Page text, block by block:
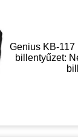
Genius KB-
billentyűzet: